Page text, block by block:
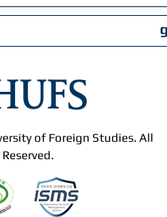
of Foreign Studies. All